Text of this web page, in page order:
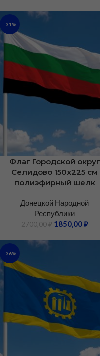
-31%
Флаг Городской округ
Селидово 150х225 см
полиэфирный шелк
Донецкой Народной
Республики
2700,00₽ 1850,00₽
-36%